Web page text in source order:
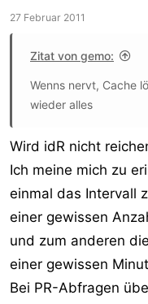
27 Februar 2011
Zitat von gemo:
Wenns nervt, Cache
wieder alles
Wird idR nicht
Ich meine mich zu
einmal das Intervall
einer gewissen
und zum anderen
einer gewissen
Bei PR-Abfragen